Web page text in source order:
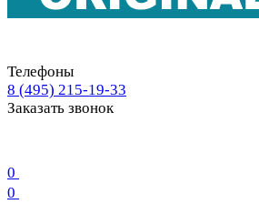
Телефоны
8 (495) 215-19-33
Заказать звонок
0
0